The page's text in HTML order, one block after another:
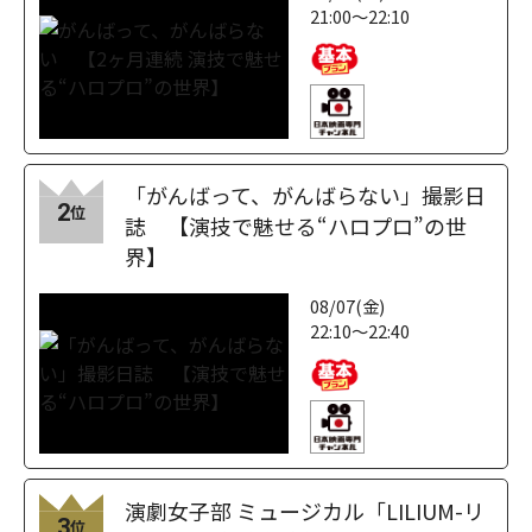
21:00～22:10
2位
「がんばって、がんばらない」撮影日
誌 【演技で魅せる“ハロプロ”の世
界】
08/07(金)
22:10～22:40
位
演劇女子部 ミュージカル「LILIUM-リ